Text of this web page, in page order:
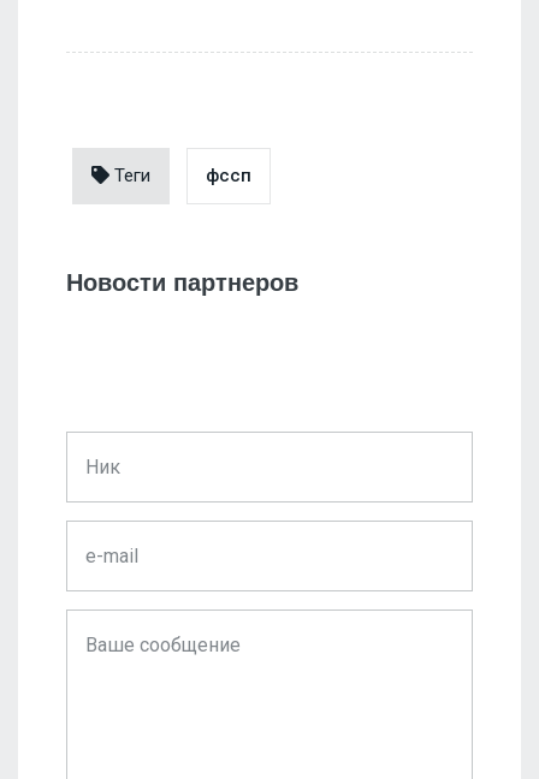
Теги фссп
Новости партнеров